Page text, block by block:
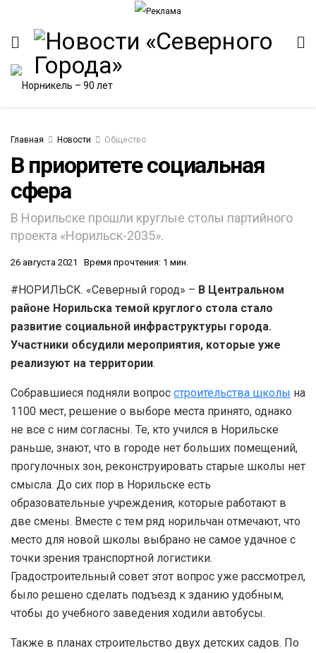
Главная Новости Общество
В приоритете социальная
сфера
В Норильске прошли круглые столы партийного
проекта «Норильск-2035».
26 августа 2021 Время прочтения: 1 мин.
#НОРИЛЬСК. «Северный город» – В Центральном
районе Норильска темой круглого стола стало
развитие социальной инфраструктуры города.
Участники обсудили мероприятия, которые уже
реализуют на территории.
Собравшиеся подняли вопрос строительства школы на
1100 мест, решение о выборе места принято, однако
не все с ним согласны. Те, кто учился в Норильске
раньше, знают, что в городе нет больших помещений,
прогулочных зон, реконструировать старые школы нет
смысла. До сих пор в Норильске есть
образовательные учреждения, которые работают в
две смены. Вместе с тем ряд норильчан отмечают, что
место для новой школы выбрано не самое удачное с
точки зрения транспортной логистики.
Градостроительный совет этот вопрос уже рассмотрел,
было решено сделать подъезд к зданию удобным,
чтобы до учебного заведения ходили автобусы.
Также в планах строительство двух детских садов. По